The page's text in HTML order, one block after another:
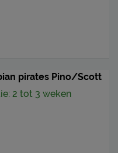
pirates Pino/Scott
2 tot 3 weken